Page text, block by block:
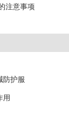
注意事项
防护服
用